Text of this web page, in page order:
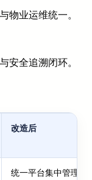
物业运维统一。
安全追溯闭环。
改造后
统一平台集中管理